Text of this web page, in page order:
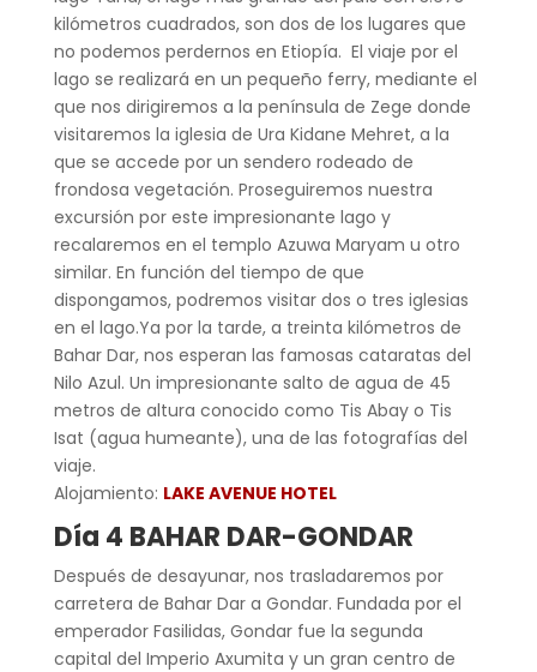
kilómetros cuadrados, son dos de los lugares que
no podemos perdernos en Etiopía. El viaje por el
lago se realizará en un pequeño ferry, mediante el
que nos dirigiremos a la península de Zege donde
visitaremos la iglesia de Ura Kidane Mehret, a la
que se accede por un sendero rodeado de
frondosa vegetación. Proseguiremos nuestra
excursión por este impresionante lago y
recalaremos en el templo Azuwa Maryam u otro
similar. En función del tiempo de que
dispongamos, podremos visitar dos o tres iglesias
en el lago.Ya por la tarde, a treinta kilómetros de
Bahar Dar, nos esperan las famosas cataratas del
Nilo Azul. Un impresionante salto de agua de 45
metros de altura conocido como Tis Abay o Tis
Isat (agua humeante), una de las fotografías del
viaje.
Alojamiento: LAKE AVENUE HOTEL
Día 4 BAHAR DAR-GONDAR
Después de desayunar, nos trasladaremos por
carretera de Bahar Dar a Gondar. Fundada por el
emperador Fasilidas, Gondar fue la segunda
capital del Imperio Axumita y un gran centro de